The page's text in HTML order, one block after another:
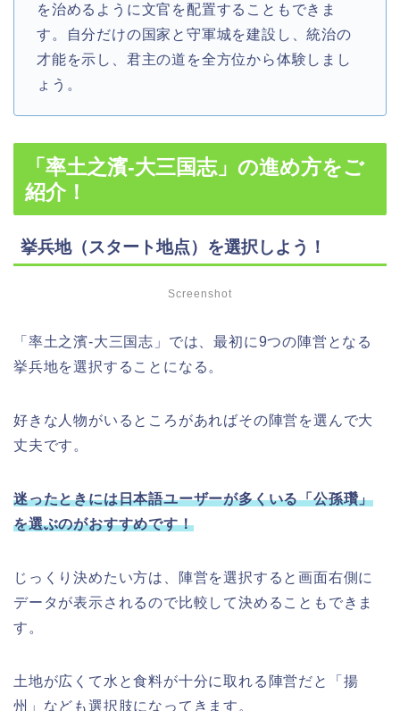
を治めるように文官を配置することもできま
す。自分だけの国家と守軍城を建設し、統治の
才能を示し、君主の道を全方位から体験しまし
ょう。
「率土之濱-大三国志」の進め方をご
紹介！
挙兵地（スタート地点）を選択しよう！
Screenshot
「率土之濱-大三国志」では、最初に9つの陣営となる
挙兵地を選択することになる。
好きな人物がいるところがあればその陣営を選んで大
丈夫です。
迷ったときには日本語ユーザーが多くいる「公孫瓚」
を選ぶのがおすすめです！
じっくり決めたい方は、陣営を選択すると画面右側に
データが表示されるので比較して決めることもできま
す。
土地が広くて水と食料が十分に取れる陣営だと「揚
州」なども選択肢になってきます。